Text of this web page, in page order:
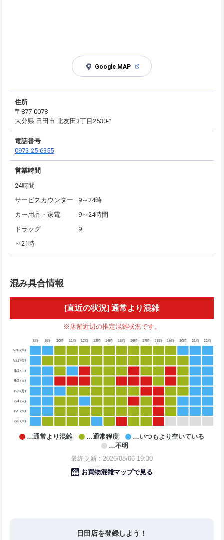
Google MAP
住所
〒877-0078
大分県 日田市 北友田3丁目2530-1
電話番号
0973-25-6355
営業時間
24時間
サービスカウンター
9～24時
カー用品・家電
9～24時間
ドラッグ
9
～21時
混み具合情報
日田店を登録しよう！